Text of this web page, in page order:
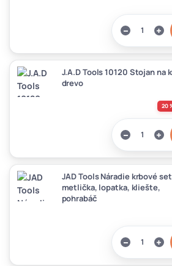
J.A.D Tools 10120 Stojan na
drevo
20
JAD Tools Náradie krbové
metlička, lopatka, kliešte,
pohrabáč